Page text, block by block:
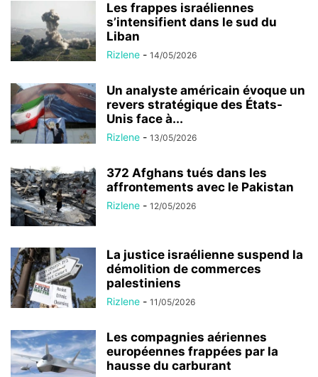
Les frappes israéliennes
s’intensifient dans le sud du
Liban
Rizlene - 14/05/2026
Un analyste américain évoque un
revers stratégique des États-
Unis face à...
Rizlene - 13/05/2026
372 Afghans tués dans les
affrontements avec le Pakistan
Rizlene - 12/05/2026
La justice israélienne suspend la
démolition de commerces
palestiniens
Rizlene - 11/05/2026
Les compagnies aériennes
européennes frappées par la
hausse du carburant